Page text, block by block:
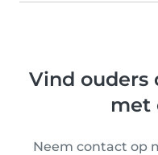
Vind ouders
met
Neem contact op